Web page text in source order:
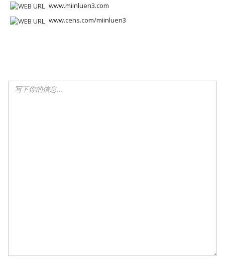
www.miinluen3.com
www.cens.com/miinluen3